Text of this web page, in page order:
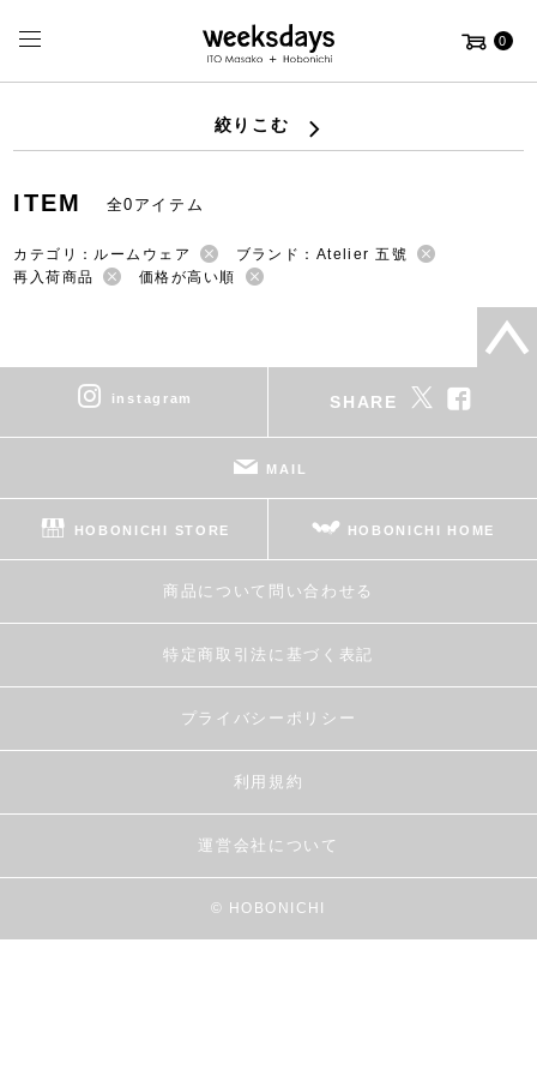
0
絞りこむ
ITEM 全0アイテム
カテゴリ：ルームウェア
ブランド：Atelier 五號
再入荷商品
価格が高い順
instagram SHARE
MAIL
HOBONICHI STORE HOBONICHI HOME
商品について問い合わせる
特定商取引法に基づく表記
プライバシーポリシー
利用規約
運営会社について
© HOBONICHI